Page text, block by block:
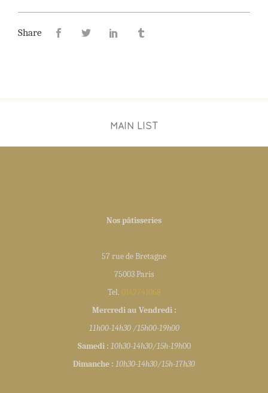
Share
MAIN LIST
Nos pâtisseries
57 rue de Bretagne
75003 Paris
Tel. 0142741068
Mercredi au Vendredi :
11h00-14h30 /15h00-19h00
Samedi : 10h30-14h30/15h-19h00
Dimanche : 10h30-14h30/15h-17h30